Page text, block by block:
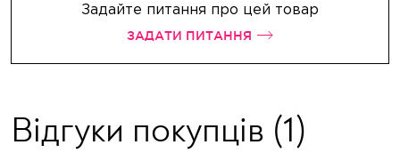
Задайте питання про цей товар
ЗАДАТИ ПИТАННЯ
Відгуки покупців (1)